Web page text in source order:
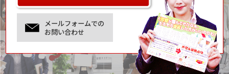
メールフォームでの
お問い合わせ